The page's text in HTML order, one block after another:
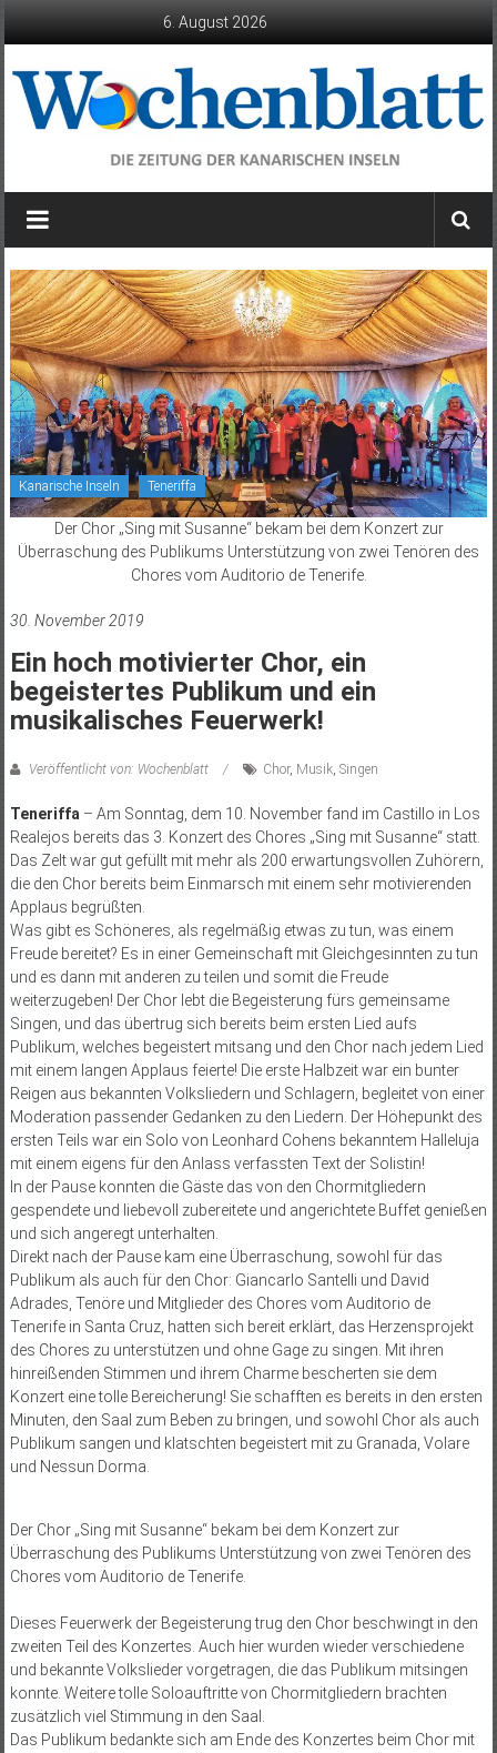
6. August 2026
Wochenblatt
die
der
Kanarischen
Inseln
Kanarische Inseln Teneriffa
Der Chor „Sing mit Susanne“ bekam bei dem Konzert zur
Überraschung des Publikums Unterstützung von zwei Tenören des
Chores vom Auditorio de Tenerife.
30. November 2019
Ein hoch motivierter Chor, ein
begeistertes Publikum und ein
musikalisches Feuerwerk!
Veröffentlicht von: Wochenblatt Chor, Musik, Singen
Teneriffa– Am Sonntag, dem 10. November fand im Castillo in Los
Realejos bereits das 3. Konzert des Chores „Sing mit Susanne“ statt.
Das Zelt war gut gefüllt mit mehr als 200 erwartungsvollen Zuhörern,
die den Chor bereits beim Einmarsch mit einem sehr motivierenden
Applaus begrüßten.
Was gibt es Schöneres, als regelmäßig etwas zu tun, was einem
Freude bereitet? Es in einer Gemeinschaft mit Gleichgesinnten zu tun
und es dann mit anderen zu teilen und somit die Freude
weiterzugeben! Der Chor lebt die Begeisterung fürs gemeinsame
Singen, und das übertrug sich bereits beim ersten Lied aufs
Publikum, welches begeistert mitsang und den Chor nach jedem Lied
mit einem langen Applaus feierte! Die erste Halbzeit war ein bunter
Reigen aus bekannten Volksliedern und Schlagern, begleitet von einer
Moderation passender Gedanken zu den Liedern. Der Höhepunkt des
ersten Teils war ein Solo von Leonhard Cohens bekanntem Halleluja
mit einem eigens für den Anlass verfassten Text der Solistin!
In der Pause konnten die Gäste das von den Chormitgliedern
gespendete und liebevoll zubereitete und angerichtete Buffet genießen
und sich angeregt unterhalten.
Direkt nach der Pause kam eine Überraschung, sowohl für das
Publikum als auch für den Chor: Giancarlo Santelli und David
Adrades, Tenöre und Mitglieder des Chores vom Auditorio de
Tenerife in Santa Cruz, hatten sich bereit erklärt, das Herzensprojekt
des Chores zu unterstützen und ohne Gage zu singen. Mit ihren
hinreißenden Stimmen und ihrem Charme bescherten sie dem
Konzert eine tolle Bereicherung! Sie schafften es bereits in den ersten
Minuten, den Saal zum Beben zu bringen, und sowohl Chor als auch
Publikum sangen und klatschten begeistert mit zu Granada, Volare
und Nessun Dorma.
Der Chor „Sing mit Susanne“ bekam bei dem Konzert zur
Überraschung des Publikums Unterstützung von zwei Tenören des
Chores vom Auditorio de Tenerife.
Dieses Feuerwerk der Begeisterung trug den Chor beschwingt in den
zweiten Teil des Konzertes. Auch hier wurden wieder verschiedene
und bekannte Volkslieder vorgetragen, die das Publikum mitsingen
konnte. Weitere tolle Soloauftritte von Chormitgliedern brachten
zusätzlich viel Stimmung in den Saal.
Das Publikum bedankte sich am Ende des Konzertes beim Chor mit